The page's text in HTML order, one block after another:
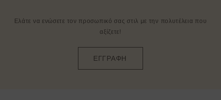
Ελάτε να ενώσετε τον προσωπικό σας στιλ με την πολυτέλεια που
αξίζετε!
ΕΓΓΡΑΦΗ